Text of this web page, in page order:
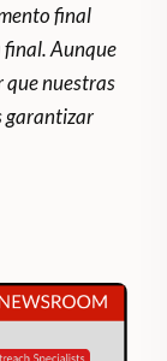
final
final. Aunque
que nuestras
garantizar